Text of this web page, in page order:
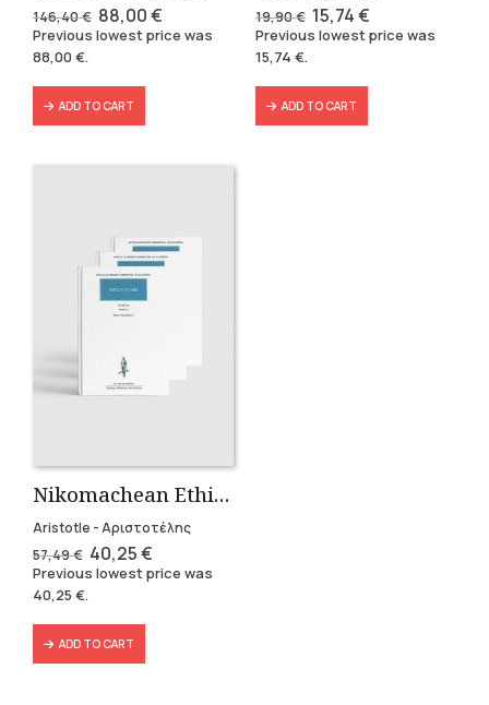
146,40€ Original
price
was:
88,00€Current
price
is:
Previous lowest price was
88,00€.
ADD TO CART
19,90€ Original
price
was:
15,74€Current
price
is:
Previous lowest price was
15,74 €.
ADD TO CART
Nikomachean Ethics (3 volumes)
Aristotle - Αριστοτέλης
57,49€ Original
price
was:
57,49 €.
40,25€Current
price
is:
Previous lowest price was
40,25 €.
ADD TO CART